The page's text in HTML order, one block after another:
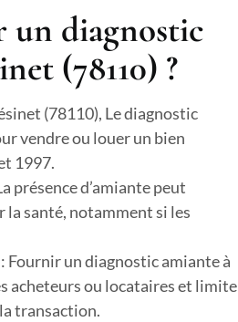
un diagnostic
(78110) ?
(78110), Le diagnostic
vendre ou louer un bien
1997.
présence d’amiante peut
santé, notamment si les
: Fournir un diagnostic amiante à
acheteurs ou locataires et limite
transaction.